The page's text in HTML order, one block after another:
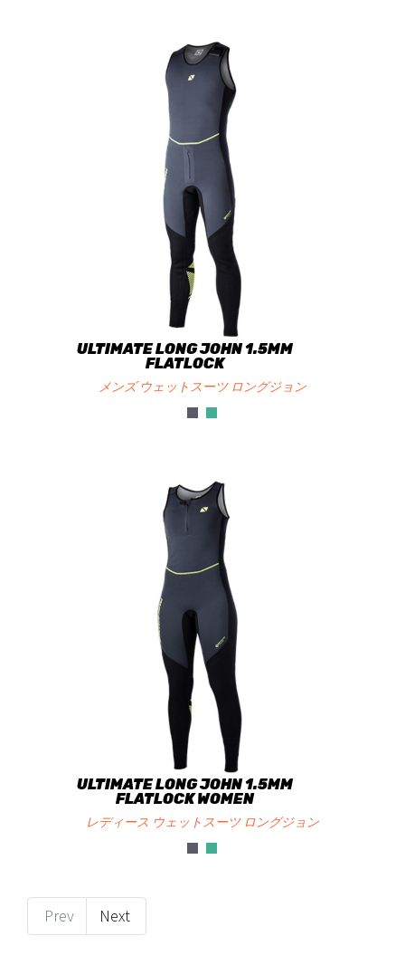
ULTIMATE LONG JOHN 1.5MM
FLATLOCK
メンズ ウェットスーツ ロングジョン
ULTIMATE LONG JOHN 1.5MM
FLATLOCK WOMEN
レディース ウェットスーツ ロングジョン
Prev Next